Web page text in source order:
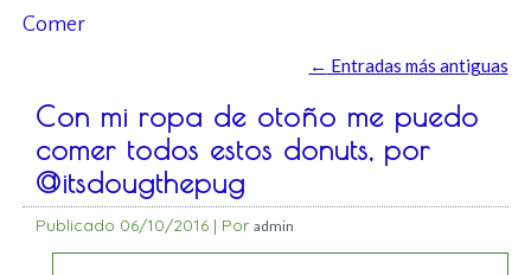
Comer
← Entradas más antiguas
Con mi ropa de otoño me puedo
comer todos estos donuts, por
@itsdougthepug
Publicado 06/10/2016 | Por admin